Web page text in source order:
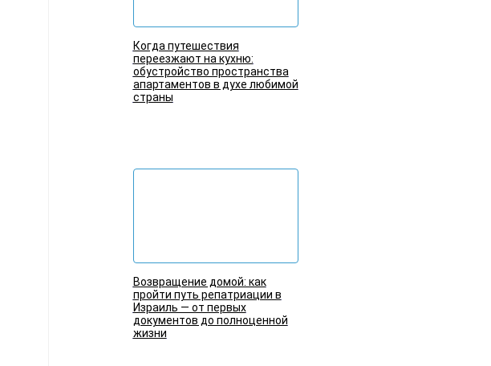
Когда путешествия
переезжают на кухню:
обустройство пространства
апартаментов в духе любимой
страны
Возвращение домой: как
пройти путь репатриации в
Израиль — от первых
документов до полноценной
жизни